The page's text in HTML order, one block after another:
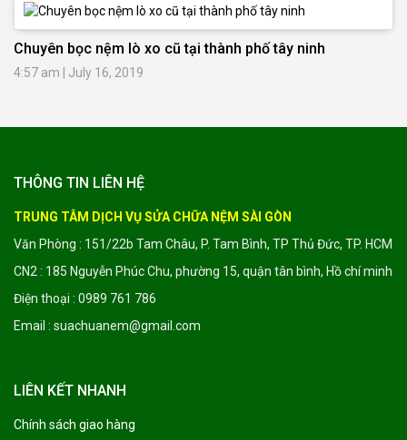
Chuyên bọc nệm lò xo cũ tại thành phố tây ninh
4:57 am July 16, 2019
THÔNG TIN LIÊN HỆ
TRUNG TÂM DỊCH VỤ SỬA CHỮA NỆM SÀI GÒN
Văn Phòng : 151/22b Tam Châu, P. Tam Bình, TP Thủ Đức, TP. HCM
CN2 : 185 Nguyễn Phúc Chu, phường 15, quận tân bình, Hồ chí minh
Điện thoại : 0989 761 786
Email : suachuanem@gmail.com
LIÊN KẾT NHANH
Chính sách giao hàng